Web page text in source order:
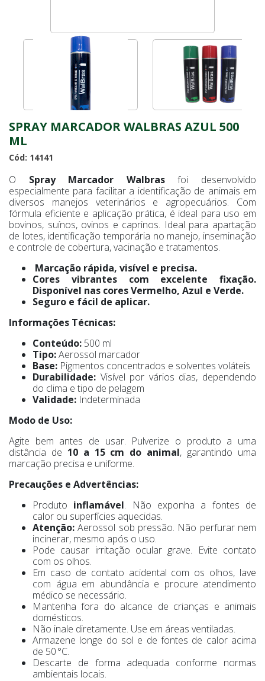
SPRAY MARCADOR WALBRAS AZUL 500
ML
Cód: 14141
O Spray Marcador Walbrasfoi desenvolvido
especialmente para facilitar a identificação de animais em
diversos manejos veterinários e agropecuários. Com
fórmula eficiente e aplicação prática, é ideal para uso em
bovinos, suínos, ovinos e caprinos. Ideal para apartação
de lotes, identificação temporária no manejo, inseminação
e controle de cobertura, vacinação e tratamentos.
Marcação rápida, visível e precisa.
Cores vibrantes com excelente fixação.
Disponível nas cores Vermelho, Azul e Verde.
Seguro e fácil de aplicar.
Informações Técnicas:
Conteúdo: 500 ml
Tipo:Aerossol marcador
Base: Pigmentos concentrados e solventes voláteis
Durabilidade: Visível por vários dias, dependendo
do clima e tipo de pelagem
Validade: Indeterminada
Modo de Uso:
Agite bem antes de usar. Pulverize o produto a uma
distância de 10 a 15 cm do animal, garantindo uma
marcação precisa e uniforme.
Precauções e Advertências:
Produto inflamável. Não exponha a fontes de
calor ou superfícies aquecidas.
Atenção: Aerossol sob pressão. Não perfurar nem
incinerar, mesmo após o uso.
Pode causar irritação ocular grave. Evite contato
com os olhos.
Em caso de contato acidental com os olhos, lave
com água em abundância e procure atendimento
médico se necessário.
Mantenha fora do alcance de crianças e animais
domésticos.
Não inale diretamente. Use em áreas ventiladas.
Armazene longe do sol e de fontes de calor acima
de 50 °C.
Descarte de forma adequada conforme normas
ambientais locais.